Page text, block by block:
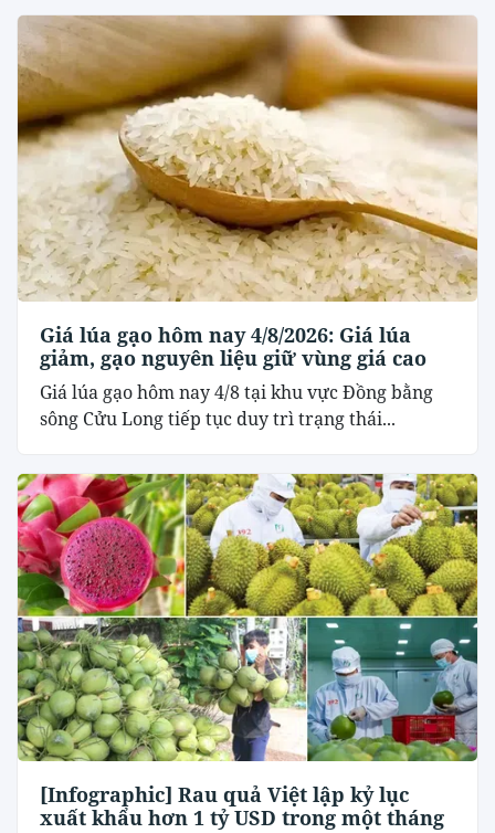
Giá lúa gạo hôm nay 4/8/2026: Giá lúa
giảm, gạo nguyên liệu giữ vùng giá cao
Giá lúa gạo hôm nay 4/8 tại khu vực Đồng bằng
sông Cửu Long tiếp tục duy trì trạng thái...
[Infographic] Rau quả Việt lập kỷ lục
xuất khẩu hơn 1 tỷ USD trong một tháng